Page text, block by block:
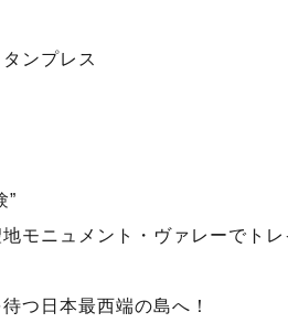
ンプレス
”
モニュメント・ヴァレーでトレ
つ日本最西端の島へ！